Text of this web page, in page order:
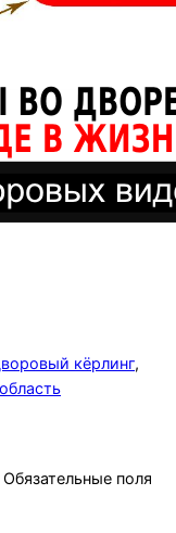
кёрлинг,
Обязательные поля